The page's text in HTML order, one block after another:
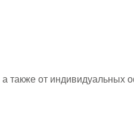
также от индивидуальных